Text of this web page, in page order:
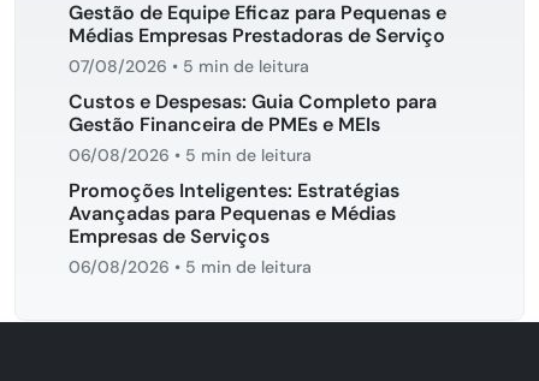
Gestão de Equipe Eficaz para Pequenas e
Médias Empresas Prestadoras de Serviço
07/08/2026 • 5 min de leitura
Custos e Despesas: Guia Completo para
Gestão Financeira de PMEs e MEIs
06/08/2026 • 5 min de leitura
Promoções Inteligentes: Estratégias
Avançadas para Pequenas e Médias
Empresas de Serviços
06/08/2026 • 5 min de leitura